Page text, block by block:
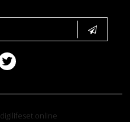
digilifeset.online